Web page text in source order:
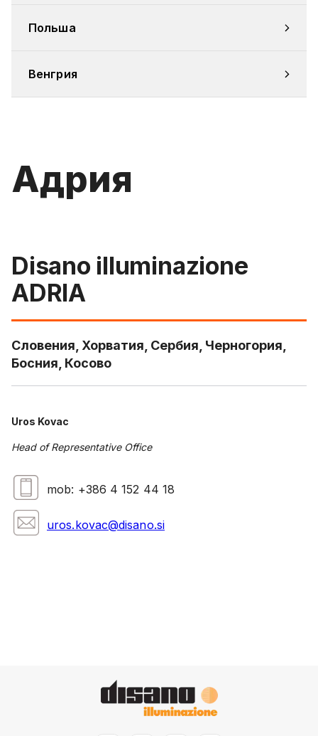
Польша
Венгрия
Адрия
Disano illuminazione
ADRIA
Словения, Хорватия, Сербия, Черногория,
Босния, Косово
Uros Kovac
Head of Representative Office
mob: +386 4 152 44 18
uros.kovac@disano.si